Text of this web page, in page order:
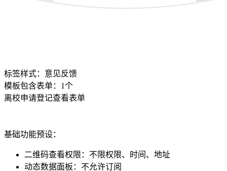
标签样式： 意见反馈
模板包含表单： 1个
离校申请登记查看表单
基础功能预设：
二维码查看权限 ： 不限权限、时间、地址
动态数据面板 ： 不允许订阅